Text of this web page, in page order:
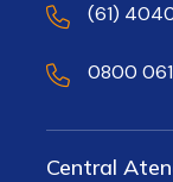
(61)
0800
Central